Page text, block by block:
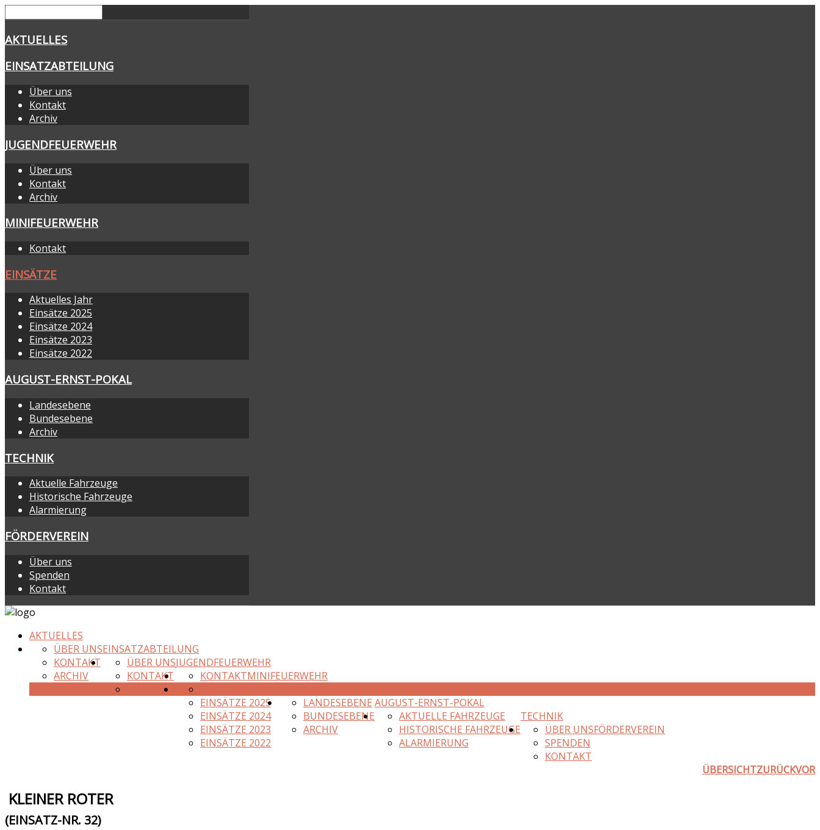
AKTUELLES
EINSATZABTEILUNG
Über uns
Kontakt
Archiv
JUGENDFEUERWEHR
Über uns
Kontakt
Archiv
MINIFEUERWEHR
Kontakt
EINSÄTZE
Aktuelles Jahr
Einsätze 2025
Einsätze 2024
Einsätze 2023
Einsätze 2022
AUGUST-ERNST-POKAL
Landesebene
Bundesebene
Archiv
TECHNIK
Aktuelle Fahrzeuge
Historische Fahrzeuge
Alarmierung
FÖRDERVEREIN
Über uns
Spenden
Kontakt
AKTUELLES
EINSATZABTEILUNG
ÜBER UNS
KONTAKT
ARCHIV
JUGENDFEUERWEHR
ÜBER UNS
KONTAKT
MINIFEUERWEHR
KONTAKT
EINSÄTZE 2025
EINSÄTZE 2024
EINSÄTZE 2023
EINSÄTZE 2022
AUGUST-ERNST-POKAL
LANDESEBENE
BUNDESEBENE
ARCHIV
TECHNIK
AKTUELLE FAHRZEUGE
HISTORISCHE FAHRZEUGE
ALARMIERUNG
FÖRDERVEREIN
ÜBER UNS
SPENDEN
KONTAKT
ÜBERSICHTZURÜCKVOR
KLEINER ROTER
(EINSATZ-NR. 32)